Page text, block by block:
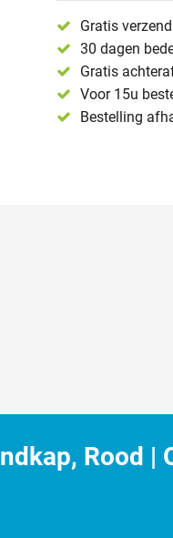
Gratis
30 dagen
Gratis
Voor 15u
Bestelling
Rood |